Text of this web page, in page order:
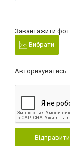
Завантажити
Вибрати
Авторизуватись
Відправити